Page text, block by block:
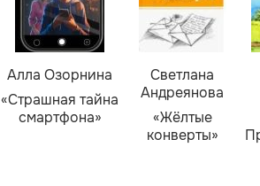
Алла Озорнина
«Страшная тайна
смартфона»
Светлана
Андреянова
«Жёлтые
конверты»